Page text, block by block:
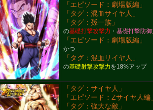
「エピソード：劇場版編」
「タグ：混血サイヤ人」
「タグ：孫一族」
の基礎打撃攻撃力 ・ 基礎打撃防御
「エピソード：劇場版編」
かつ
「タグ：混血サイヤ人」
の基礎射撃攻撃力を18%アップ
「タグ：サイヤ人」
「エピソード：Zサイヤ人編」
「タグ：強大な敵」